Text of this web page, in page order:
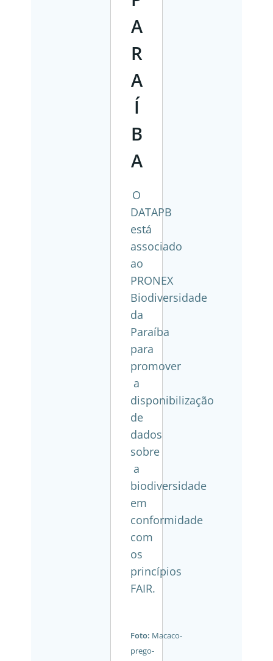
A
R
A
Í
B
A
O
DATAPB
está
associado
ao
PRONEX
Biodiversidade
da
Paraíba
para
promover
a
disponibilização
de
dados
sobre
a
biodiversidade
em
conformidade
com
os
princípios
FAIR.
Foto: Macaco-
prego-